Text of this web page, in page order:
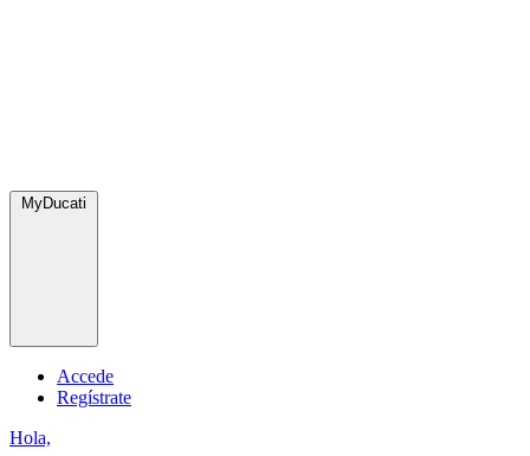
MyDucati
Accede
Regístrate
Hola,